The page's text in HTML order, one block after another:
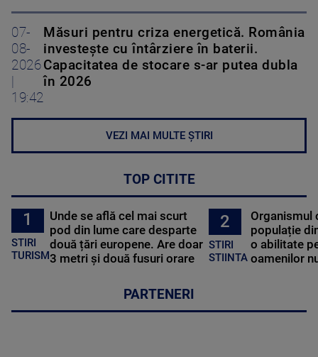
07-
08-
2026
|
19:42
Măsuri pentru criza energetică. România
investește cu întârziere în baterii.
Capacitatea de stocare s-ar putea dubla
în 2026
VEZI MAI MULTE ȘTIRI
TOP CITITE
1
STIRI
TURISM
Unde se află cel mai scurt
pod din lume care desparte
două țări europene. Are doar
3 metri și două fusuri orare
2
STIRI
STIINTA
Organismul
populație
o abilitate
oamenilor
PARTENERI